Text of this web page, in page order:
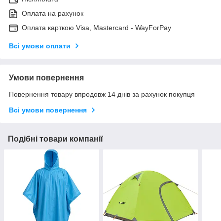
Оплата на рахунок
Оплата карткою Visa, Mastercard - WayForPay
Всі умови оплати
Умови повернення
Повернення товару впродовж 14 днів за рахунок покупця
Всі умови повернення
Подібні товари компанії